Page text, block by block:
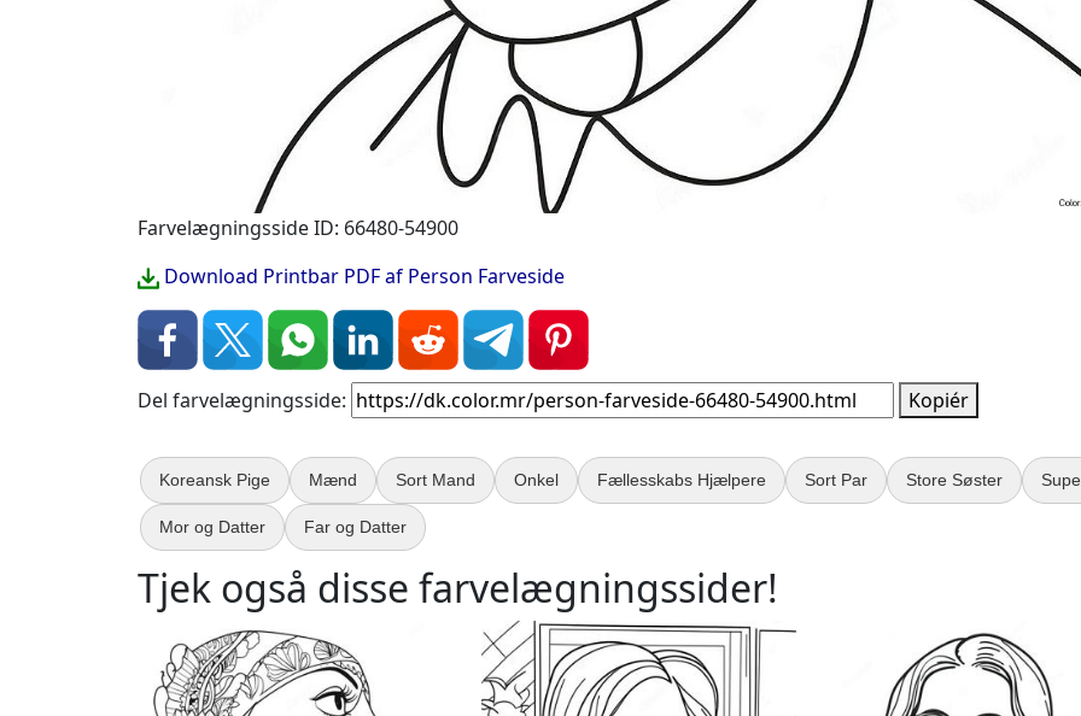
Farvelægningsside ID: 66480-54900
Download Printbar PDF af Person Farveside
Del farvelægningsside: Kopiér
Koreansk Pige Mænd Sort Mand Onkel Fællesskabs Hjælpere Sort Par Store Søster
Mor og Datter Far og Datter
Tjek også disse farvelægningssider!